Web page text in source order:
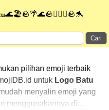
🌊🏖️🪨🌴🌊🪨🏄‍♀️🌊🪨🐬
Cari
pilihan emoji terbaik
untuk Logo Batu
menyalin emoji yang
menggunakannya di